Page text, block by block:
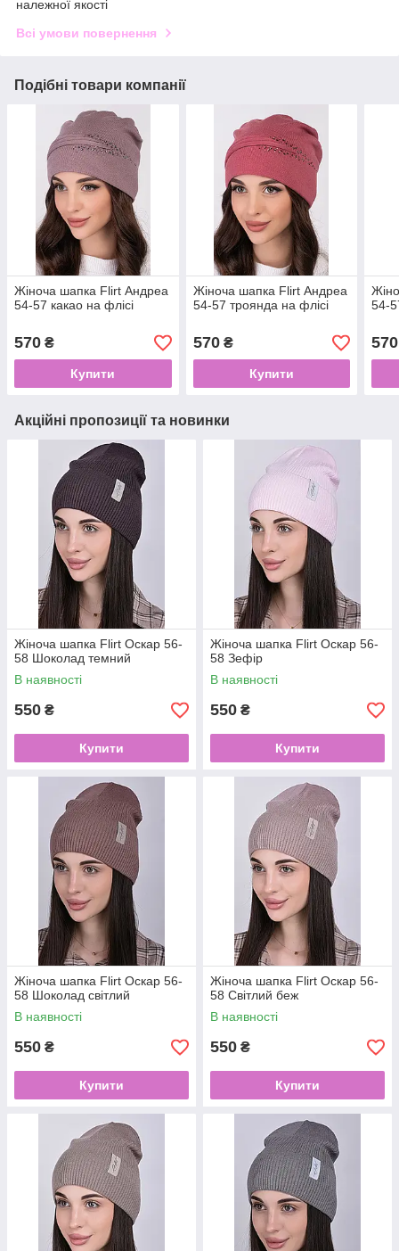
належної якості
Всі умови повернення
Подібні товари компанії
Жіноча шапка Flirt Андреа
54-57 какао на флісі
570 ₴
Купити
Жіноча шапка Flirt Андреа
54-57 троянда на флісі
570₴
Купити
54-
570
Акційні пропозиції та новинки
Жіноча шапка Flirt Оскар 56-
58 Шоколад темний
В наявності
550 ₴
Купити
Жіноча шапка Flirt Оскар 56-
58 Зефір
В наявності
550 ₴
Купити
Жіноча шапка Flirt Оскар 56-
58 Шоколад світлий
В наявності
550 ₴
Купити
Жіноча шапка Flirt Оскар 56-
58 Світлий беж
В наявності
550 ₴
Купити